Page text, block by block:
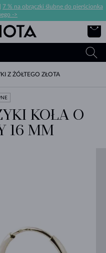
7 % na obrączki ślubne do pierścionka
->
Z ŻÓŁTEGO ZŁOTA
KOŁA O
16 MM